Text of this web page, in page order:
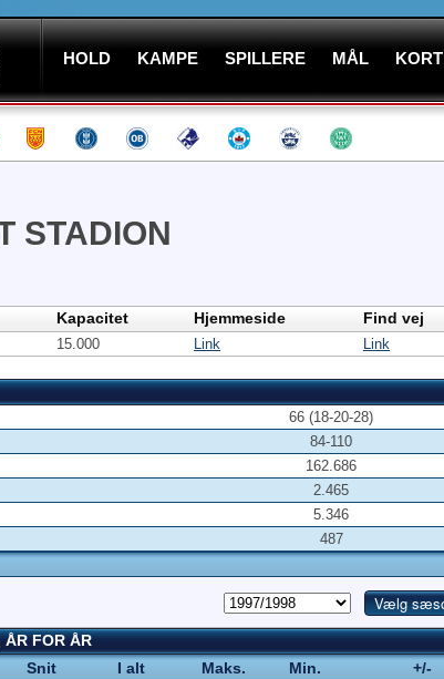
HOLD KAMPE SPILLERE MÅL KORT
STADION
Kapacitet Hjemmeside Find vej
15.000 Link Link
66 (18-20-28)
84-110
162.686
2.465
5.346
487
ÅR FOR ÅR
Snit I alt Maks. Min. +/-